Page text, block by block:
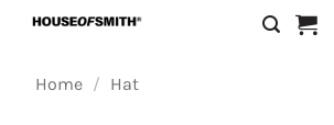
Home / Hat